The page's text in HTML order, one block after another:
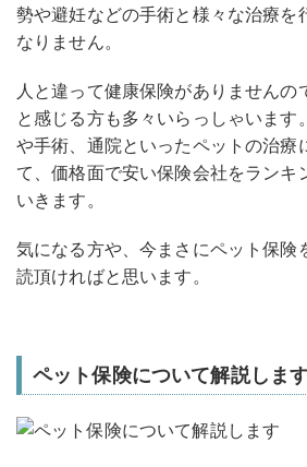
勢や避妊などの手術と様々な治療を
なりません。
人と違って健康保険がありませんの
と感じる方も多々いらっしゃいます
や手術、通院といったペットの治療
て、価格面で安い保険会社をランキ
いきます。
気になる方や、今まさにペット保険
読頂ければと思います。
ペット保険について解説しま